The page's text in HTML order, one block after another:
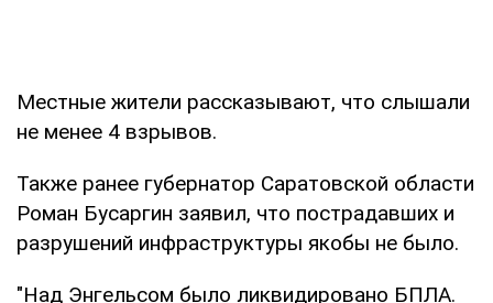
Местные жители рассказывают, что слышали
не менее 4 взрывов.
Также ранее губернатор Саратовской области
Роман Бусаргин заявил, что пострадавших и
разрушений инфраструктуры якобы не было.
"Над Энгельсом было ликвидировано БПЛА.